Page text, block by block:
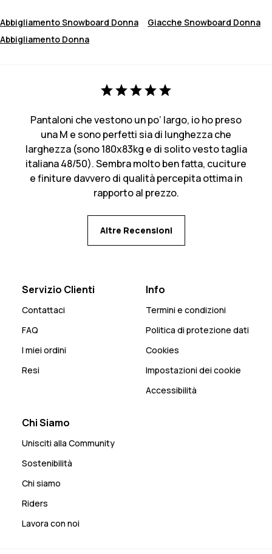
Abbigliamento Snowboard Donna
Giacche Snowboard Donna
Abbigliamento Donna
Pantaloni che vestono un po’ largo, io ho preso
una M e sono perfetti sia di lunghezza che
larghezza (sono 180x83kg e di solito vesto taglia
italiana 48/50). Sembra molto ben fatta, cuciture
e finiture davvero di qualità percepita ottima in
rapporto al prezzo.
Altre Recensioni
Servizio Clienti
Contattaci
FAQ
I miei ordini
Resi
Info
Termini e condizioni
Politica di protezione dati
Cookies
Impostazioni dei cookie
Accessibilità
Chi Siamo
Unisciti alla Community
Sostenibilità
Chi siamo
Riders
Lavora con noi